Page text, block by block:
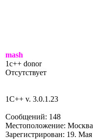
mash
1c++ donor
Отсутствует
1C++ v. 3.0.1.23
Сообщений: 148
Местоположение: Москва
Зарегистрирован: 19. Мая